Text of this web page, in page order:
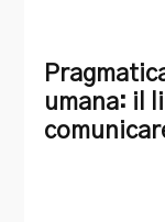
umana: il